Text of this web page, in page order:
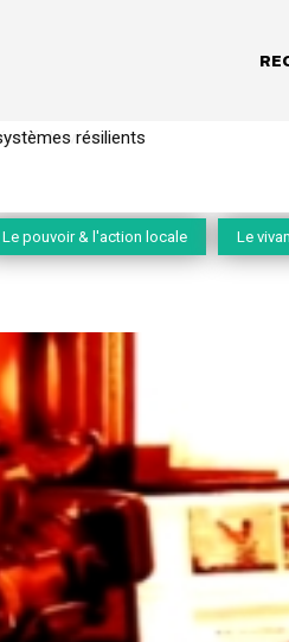
du vivant …
Le pouvoir & l'action locale Le